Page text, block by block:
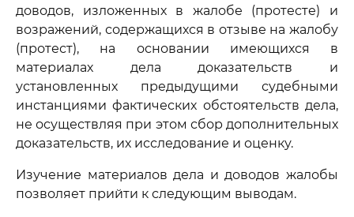
доводов, изложенных в жалобе (протесте) и
возражений, содержащихся в отзыве на жалобу
(протест), на основании имеющихся в
материалах дела доказательств и
установленных предыдущими судебными
инстанциями фактических обстоятельств дела,
не осуществляя при этом сбор дополнительных
доказательств, их исследование и оценку.
Изучение материалов дела и доводов жалобы
позволяет прийти к следующим выводам.